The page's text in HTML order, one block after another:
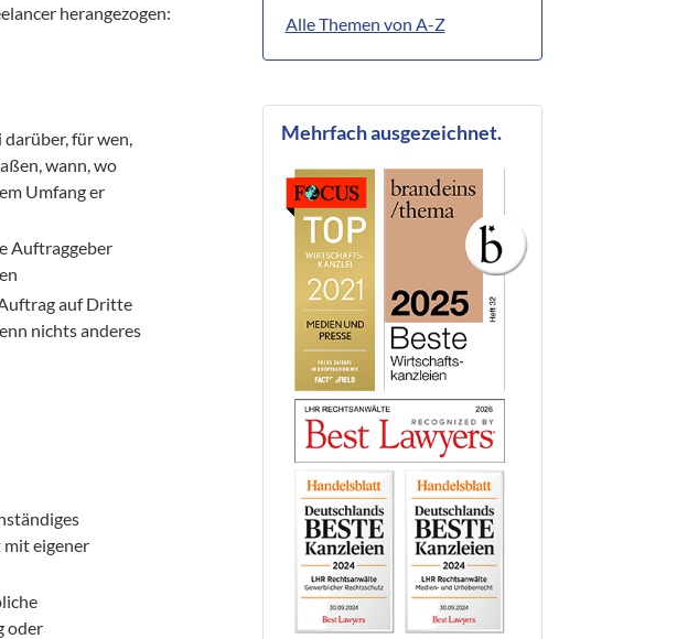
herangezogen:
für wen,
wann, wo
Umfang er
Auftraggeber
auf Dritte
nichts anderes
eigener
oder
Alle Themen von A-Z
Mehrfach ausgezeichnet.